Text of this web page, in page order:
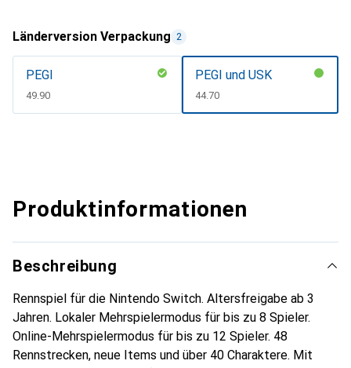
Länderversion Verpackung 2
PEGI
CHF
49.90
PEGI und USK
CHF
44.70
Produktinformationen
Beschreibung
Rennspiel für die Nintendo Switch. Altersfreigabe ab 3
Jahren. Lokaler Mehrspielermodus für bis zu 8 Spieler.
Online-Mehrspielermodus für bis zu 12 Spieler. 48
Rennstrecken, neue Items und über 40 Charaktere. Mit